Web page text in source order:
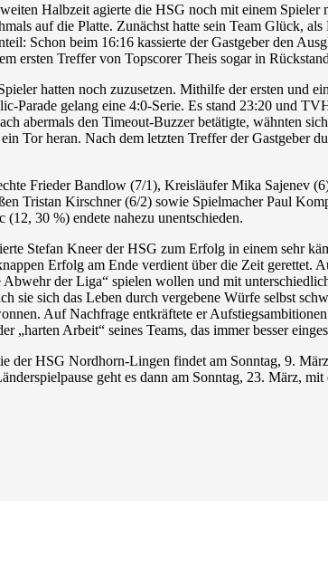
Halbzeit agierte die HSG noch mit einem
auf die Platte. Zunächst hatte sein Team Glück,
Schon beim 16:16 kassierte der Gastgeber den
ersten Treffer von Topscorer Theis sogar in
hatten noch zuzusetzen. Mithilfe der ersten und
Parade gelang eine 4:0-Serie. Es stand 23:20 und
abermals den Timeout-Buzzer betätigte, wähnten
Tor heran. Nach dem letzten Treffer der Gastgeber
Frieder Bandlow (7/1), Kreisläufer Mika Sajenev
Tristan Kirschner (6/2) sowie Spielmacher Paul
(12, 30 %) endete nahezu unentschieden.
Stefan Kneer der HSG zum Erfolg in einem sehr
Erfolg am Ende verdient über die Zeit gerettet.
Abwehr der Liga“ spielen wollen und mit
sie sich das Leben durch vergebene Würfe selbst
Auf Nachfrage entkräftete er
„harten Arbeit“ seines Teams, das immer besser
der HSG Nordhorn-Lingen findet am Sonntag, 9.
geht es dann am Sonntag, 23. März,